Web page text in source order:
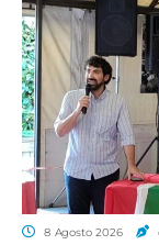
8 Agosto 2026